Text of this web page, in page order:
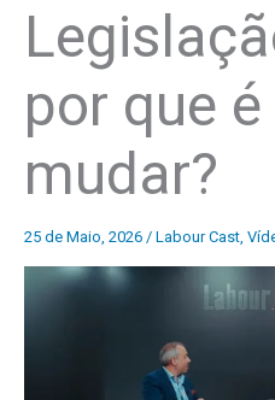
por que
mudar?
25 de Maio, 2026 / Labour Cast